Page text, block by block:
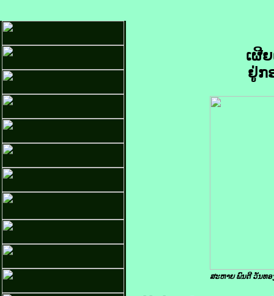
ເຜີ
ຢູ່ກ
ສະຫາຍ ພົນຕີ ວັນທອ